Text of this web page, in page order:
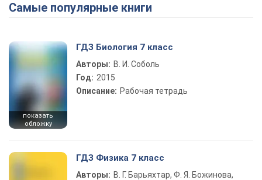
Play Video
Самые популярные книги
показать
обложку
ГДЗ Биология 7 класс
Авторы: В. И. Соболь
Год: 2015
Описание: Рабочая тетрадь
ГДЗ Физика 7 класс
Авторы: В. Г. Барьяхтар, Ф. Я. Божинова,